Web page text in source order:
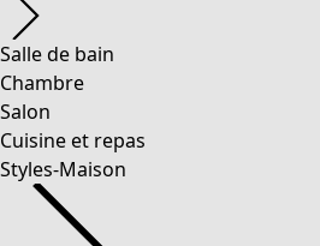
Salle de bain
Chambre
Salon
Cuisine et repas
Styles-Maison